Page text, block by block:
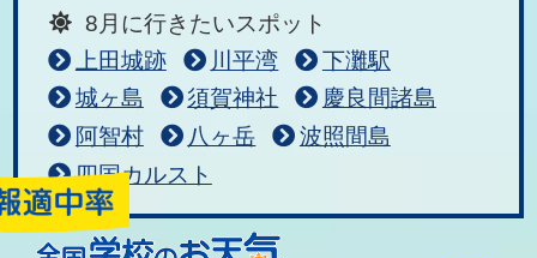
8月に行きたいスポット
上田城跡
川平湾
下灘駅
城ヶ島
須賀神社
慶良間諸島
阿智村
八ヶ岳
波照間島
四国カルスト